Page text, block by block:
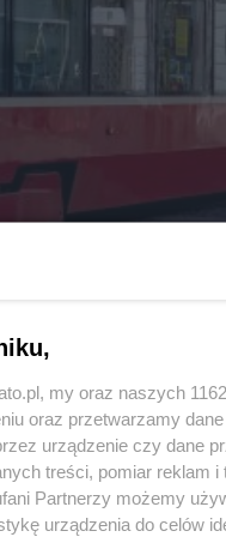
my oraz naszych
oraz przetwarzamy
urządzenie czy dane
treści, pomiar reklam i
Partnerzy możemy
urządzenia do celów